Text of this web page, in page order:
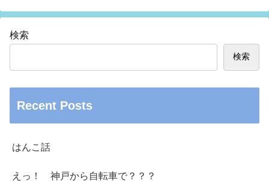
検索
検索
Recent Posts
はんこ話
えっ！ 神戸から自転車で？？？